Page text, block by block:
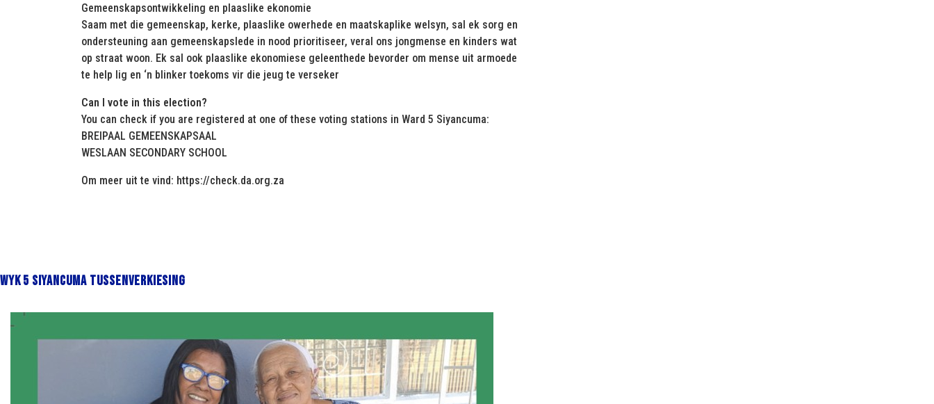
Gemeenskapsontwikkeling en plaaslike ekonomie
Saam met die gemeenskap, kerke, plaaslike owerhede en maatskaplike welsyn, sal ek sorg en
ondersteuning aan gemeenskapslede in nood prioritiseer, veral ons jongmense en kinders wat
op straat woon. Ek sal ook plaaslike ekonomiese geleenthede bevorder om mense uit armoede
te help lig en ‘n blinker toekoms vir die jeug te verseker
Can I vote in this election?
You can check if you are registered at one of these voting stations in Ward 5 Siyancuma:
BREIPAAL GEMEENSKAPSAAL
WESLAAN SECONDARY SCHOOL
Om meer uit te vind: https://check.da.org.za
Wyk 5 Siyancuma tussenverkiesing